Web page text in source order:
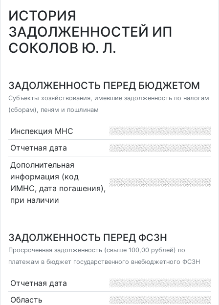
ИСТОРИЯ
ЗАДОЛЖЕННОСТЕЙ ИП
СОКОЛОВ Ю. Л.
ЗАДОЛЖЕННОСТЬ ПЕРЕД БЮДЖЕТОМ
Субъекты хозяйствования, имевшие задолженность по налогам
(сборам), пеням и пошлинам
Инспекция МНС
Отчетная дата
Дополнительная
информация (код
ИМНС, дата погашения),
при наличии
ЗАДОЛЖЕННОСТЬ ПЕРЕД ФСЗН
Просроченная задолженность (свыше 100,00 рублей) по
платежам в бюджет государственного внебюджетного ФСЗН
Отчетная дата
Область